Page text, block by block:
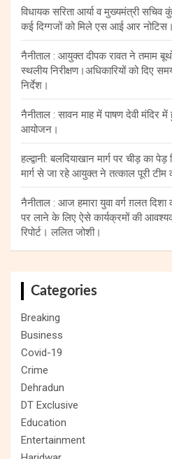
विधायक सरिता आर्या व मुख्यमंत्री
कई दिग्गजों को मिले एस आई आर
नैनीताल : आयुक्त दीपक रावत ने तमाम
स्थलीय निरीक्षण।अधिकारियों को दिए
निर्देश।
नैनीताल : सावन माह में पाषण देवी मंदिर
आयोजन।
हल्द्वानी: बलदियाखान मार्ग पर चीड़ का
मार्ग से जा रहे आयुक्त ने तत्काल पूरी टीम
नैनीताल : आज हमारा युवा वर्ग ग़लत दिशा
पर लाने के लिए ऐसे कार्यक्रमों की
रिपोर्ट। ललित जोशी।
Categories
Breaking
Business
Covid-19
Crime
Dehradun
DT Exclusive
Education
Entertainment